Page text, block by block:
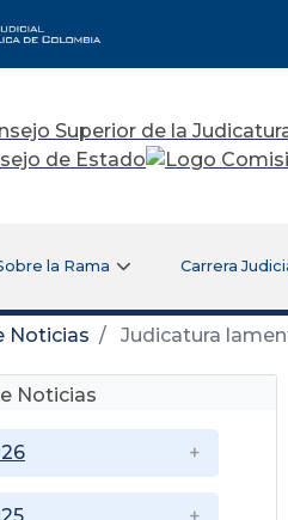
la Rama Carrera
Noticias Judicatura
Noticias